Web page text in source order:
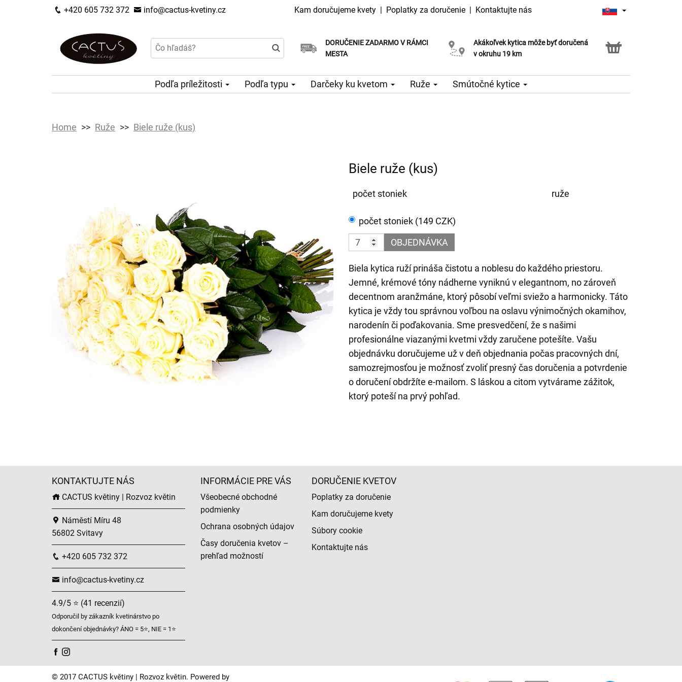
+420 605 732 372 info@cactus-kvetiny.cz Kam doručujeme kvety | Poplatky za doručenie | Kontaktujte nás
DORUČENIE ZADARMO V RÁMCI
MESTA
Akákoľvek kytica môže byť doručená
v okruhu 19 km
Služba Click & Collect
Podľa príležitosti Podľa typu Darčeky ku kvetom Ruže Smútočné kytice
Home Ruže Biele ruže (kus)
Biele ruže (kus)
počet stoniek ruže
počet stoniek (149 CZK)
OBJEDNÁVKA
Biela kytica ruží prináša čistotu a noblesu do každého priestoru.
Jemné, krémové tóny nádherne vyniknú v elegantnom, no zároveň
decentnom aranžmáne, ktorý pôsobí veľmi sviežo a harmonicky. Táto
kytica je vždy tou správnou voľbou na oslavu výnimočných okamihov,
narodenín či poďakovania. Sme presvedčení, že s našimi
profesionálne viazanými kvetmi vždy zaručene potešíte. Vašu
objednávku doručujeme už v deň objednania počas pracovných dní,
samozrejmosťou je možnosť zvoliť presný čas doručenia a potvrdenie
o doručení obdržíte e-mailom. S láskou a citom vytvárame zážitok,
ktorý poteší na prvý pohľad.
KONTAKTUJTE NÁS
CACTUS květiny | Rozvoz květin
Náměstí Míru 48
56802 Svitavy
+420 605 732 372
info@cactus-kvetiny.cz
4.9/5 ⭐ (41 recenzií)
Odporučil by zákazník kvetinárstvo po
dokončení objednávky? ÁNO = 5⭐, NIE = 1⭐
INFORMÁCIE PRE VÁS
Všeobecné obchodné
podmienky
Ochrana osobných údajov
Časy doručenia kvetov –
prehľad možností
DORUČENIE KVETOV
Poplatky za doručenie
Kam doručujeme kvety
Súbory cookie
Kontaktujte nás
© 2017 CACTUS květiny | Rozvoz květin. Powered by